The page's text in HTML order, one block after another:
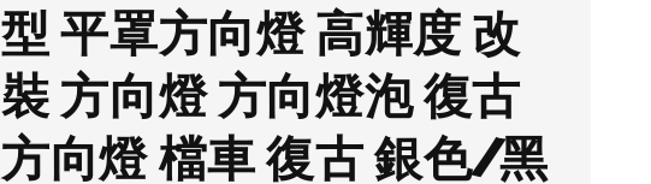
型 平罩方向燈 高輝度 改
裝 方向燈 方向燈泡 復古
方向燈 檔車 復古 銀色/黑